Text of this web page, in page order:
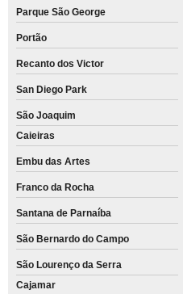
Parque São George
Portão
Recanto dos Victor
San Diego Park
São Joaquim
Caieiras
Embu das Artes
Franco da Rocha
Santana de Parnaíba
São Bernardo do Campo
São Lourenço da Serra
Cajamar